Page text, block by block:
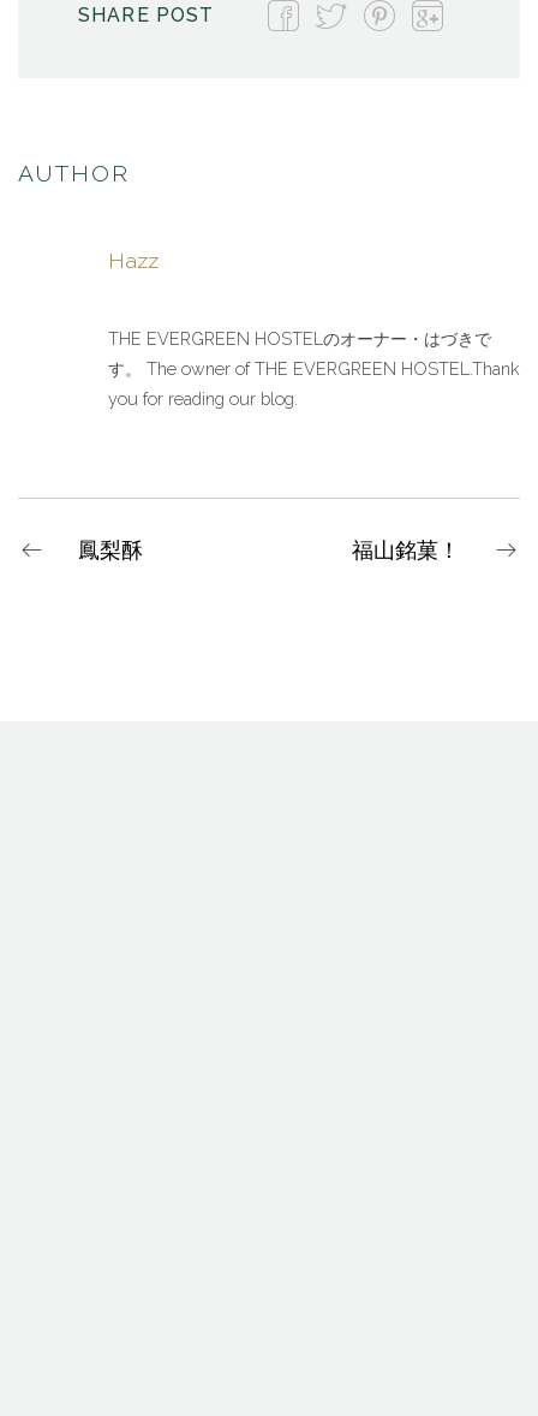
SHARE POST
AUTHOR
Hazz
THE EVERGREEN HOSTELのオーナー・はづきで
す。 The owner of THE EVERGREEN HOSTEL.Thank
you for reading our blog.
鳳梨酥 福山銘菓！